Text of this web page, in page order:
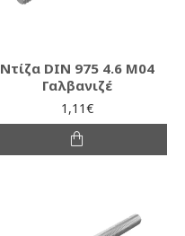
Ντίζα DIN 975 4.6 M04
Γαλβανιζέ
1,11€